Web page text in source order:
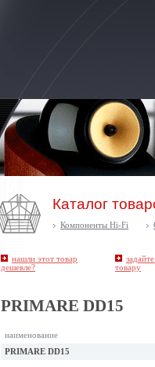
Каталог
Компоненты Hi-Fi
нашли этот товар
дешевле?
товару
PRIMARE DD15
наименование
PRIMARE DD15